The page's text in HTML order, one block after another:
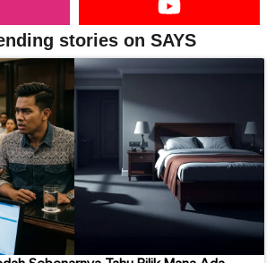
stories on SAYS